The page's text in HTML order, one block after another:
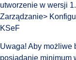
utworzenie w wersji
Zarządzanie>
KSeF
Uwaga! Aby możliwe
posiadanie minimum